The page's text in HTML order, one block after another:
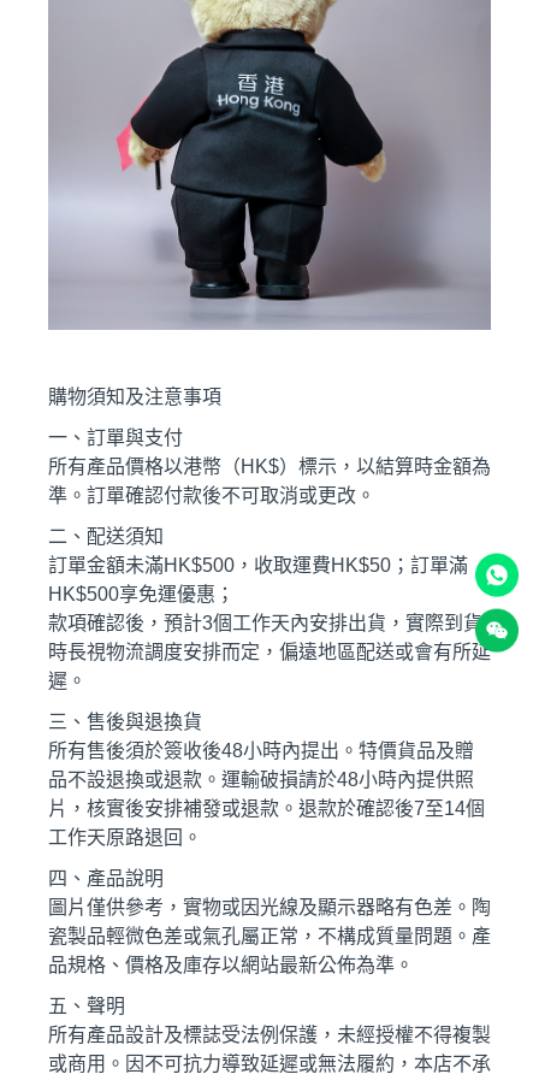
購物須知及注意事項
一、訂單與支付
所有產品價格以港幣（HK$）標示，以結算時金額為
準。訂單確認付款後不可取消或更改。
二、配送須知
訂單金額未滿HK$500，收取運費HK$50；訂單滿
HK$500享免運優惠；
款項確認後，預計3個工作天內安排出貨，實際到貨
時長視物流調度安排而定，偏遠地區配送或會有所延
遲。
三、售後與退換貨
所有售後須於簽收後48小時內提出。特價貨品及贈
品不設退換或退款。運輸破損請於48小時內提供照
片，核實後安排補發或退款。退款於確認後7至14個
工作天原路退回。
四、產品說明
圖片僅供參考，實物或因光線及顯示器略有色差。陶
瓷製品輕微色差或氣孔屬正常，不構成質量問題。產
品規格、價格及庫存以網站最新公佈為準。
五、聲明
所有產品設計及標誌受法例保護，未經授權不得複製
或商用。因不可抗力導致延遲或無法履約，本店不承